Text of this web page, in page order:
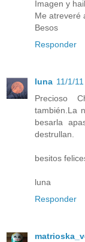
Imagen y
Me atreveré
Besos
Responder
luna 11/1/
Precioso
también.La
besarla
destrullan.
besitos
luna
Responder